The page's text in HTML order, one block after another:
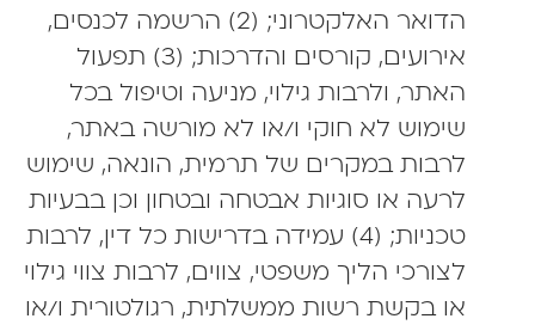
הדואר האלקטרוני; (2) הרשמה לכנסים,
אירועים, קורסים והדרכות; (3) תפעול
האתר, ולרבות גילוי, מניעה וטיפול בכל
שימוש לא חוקי ו/או לא מורשה באתר,
לרבות במקרים של תרמית, הונאה, שימוש
לרעה או סוגיות אבטחה ובטחון וכן בבעיות
טכניות; (4) עמידה בדרישות כל דין, לרבות
לצורכי הליך משפטי, צווים, לרבות צווי גילוי
או בקשת רשות ממשלתית, רגולטורית ו/או